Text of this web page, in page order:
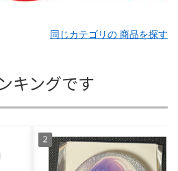
同じカテゴリの 商品を探す
キングです